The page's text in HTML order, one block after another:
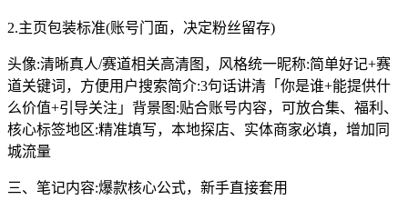
2.主页包装标准(账号门面，决定粉丝留存)
头像:清晰真人/赛道相关高清图，风格统一昵称:简单好记+赛
道关键词，方便用户搜索简介:3句话讲清「你是谁+能提供什
么价值+引导关注」背景图:贴合账号内容，可放合集、福利、
核心标签地区:精准填写，本地探店、实体商家必填，增加同
城流量
三、笔记内容:爆款核心公式，新手直接套用